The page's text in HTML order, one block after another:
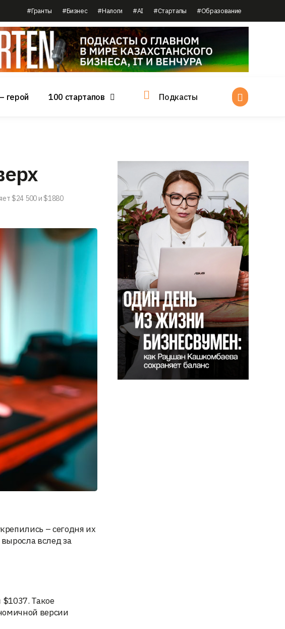
#Гранты #Бизнес #Налоги #AI #Стартапы #Образование
герой 100 стартапов Подкасты
$24 500 и $1880
– сегодня их
вслед за
$1037. Такое
версии